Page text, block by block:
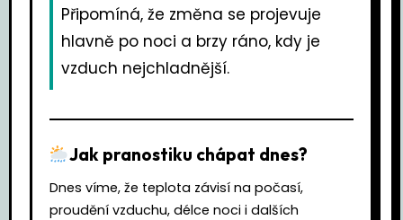
Připomíná, že změna se projevuje
hlavně po noci a brzy ráno, kdy je
vzduch nejchladnější.
Jak pranostiku chápat dnes?
Dnes víme, že teplota závisí na počasí,
proudění vzduchu, délce noci i dalších